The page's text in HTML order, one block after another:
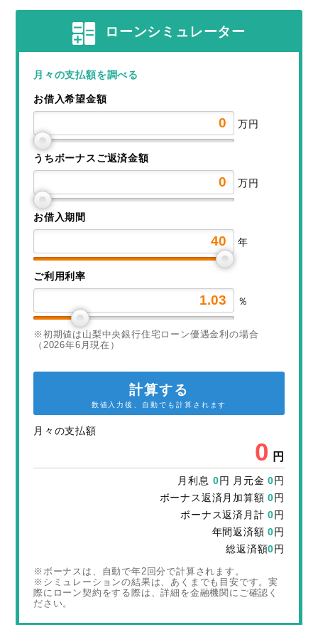
ローンシミュレーター
月々の支払額を調べる
お借入希望金額
万円
うちボーナスご返済金額
万円
お借入期間
年
ご利用利率
％
※初期値は山梨中央銀行住宅ローン優遇金利の場合
（2026年6月現在）
計算する
数値入力後、自動でも計算されます
月々の支払額
0 円
月利息 0円 月元金0円
ボーナス返済月加算額0円
ボーナス返済月計0円
年間返済額0円
総返済額0円
※ボーナスは、自動で年2回分で計算されます。
※シミュレーションの結果は、あくまでも目安です。実
際にローン契約をする際は、詳細を金融機関にご確認く
ださい。